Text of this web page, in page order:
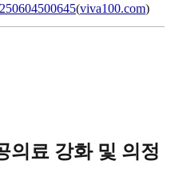
(viva100.com)
의료 강화 및 의정